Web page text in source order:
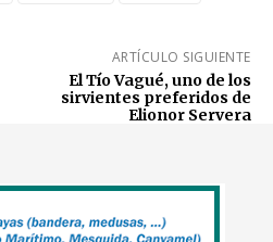
ARTÍCULO SIGUIENTE
El Tío Vagué, uno de los
sirvientes preferidos de
Elionor Servera